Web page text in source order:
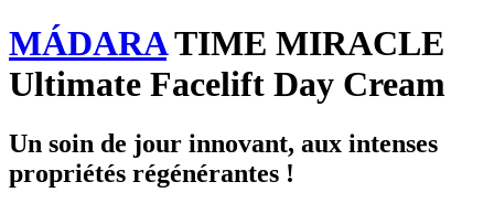
MÁDARATIME MIRACLE
Ultimate Facelift Day Cream
Un soin de jour innovant, aux intenses
propriétés régénérantes !